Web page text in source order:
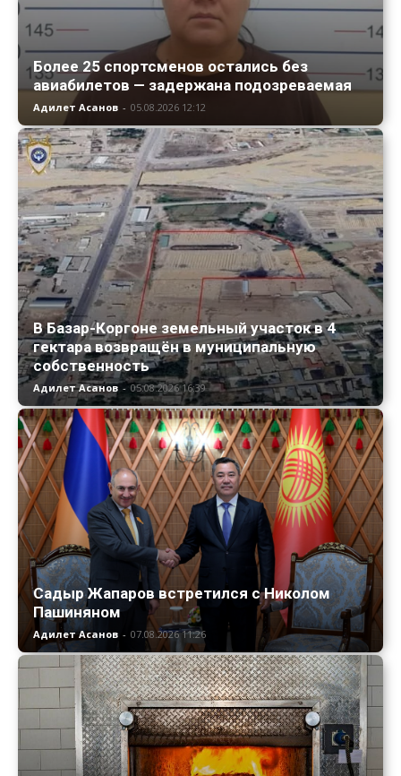
Более 25 спортсменов остались без
авиабилетов — задержана подозреваемая
Адилет Асанов - 05.08.2026 12:12
В Базар-Коргоне земельный участок в 4
гектара возвращён в муниципальную
собственность
Адилет Асанов - 05.08.2026 16:39
Садыр Жапаров встретился с Николом
Пашиняном
Адилет Асанов - 07.08.2026 11:26